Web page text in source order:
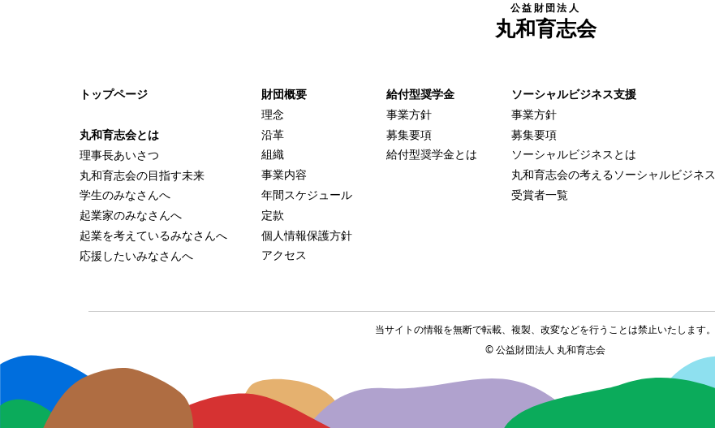
公益財団法人
丸和育志会
トップページ
丸和育志会とは
理事長あいさつ
丸和育志会の目指す未来
学生のみなさんへ
起業家のみなさんへ
起業を考えているみなさんへ
応援したいみなさんへ
財団概要
理念
沿革
組織
事業内容
年間スケジュール
定款
個人情報保護方針
アクセス
給付型奨学金
事業方針
募集要項
給付型奨学金とは
ソーシャルビジネス支援
事業方針
募集要項
ソーシャルビジネスとは
丸和育志会の考えるソーシャルビジネス
受賞者一覧
当サイトの情報を無断で転載、複製、改変などを行うことは禁止いたします。
©公益財団法人 丸和育志会